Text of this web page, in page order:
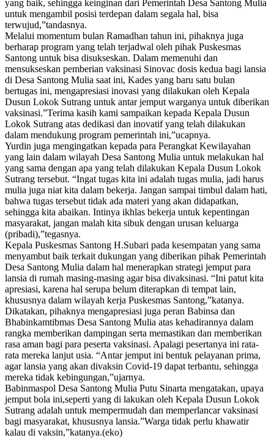
yang baik, sehingga keinginan dari Pemerintah Desa Santong Mulia
untuk mengambil posisi terdepan dalam segala hal, bisa
terwujud,”tandasnya.
Melalui momentum bulan Ramadhan tahun ini, pihaknya juga
berharap program yang telah terjadwal oleh pihak Puskesmas
Santong untuk bisa disukseskan. Dalam memenuhi dan
mensukseskan pemberian vaksinasi Sinovac dosis kedua bagi lansia
di Desa Santong Mulia saat ini, Kades yang baru satu bulan
bertugas ini, mengapresiasi inovasi yang dilakukan oleh Kepala
Dusun Lokok Sutrang untuk antar jemput warganya untuk diberikan
vaksinasi.”Terima kasih kami sampaikan kepada Kepala Dusun
Lokok Sutrang atas dedikasi dan inovatif yang telah dilakukan
dalam mendukung program pemerintah ini,”ucapnya.
Yurdin juga mengingatkan kepada para Perangkat Kewilayahan
yang lain dalam wilayah Desa Santong Mulia untuk melakukan hal
yang sama dengan apa yang telah dilakukan Kepala Dusun Lokok
Sutrang tersebut. “Ingat tugas kita ini adalah tugas mulia, jadi harus
mulia juga niat kita dalam bekerja. Jangan sampai timbul dalam hati,
bahwa tugas tersebut tidak ada materi yang akan didapatkan,
sehingga kita abaikan. Intinya ikhlas bekerja untuk kepentingan
masyarakat, jangan malah kita sibuk dengan urusan keluarga
(pribadi),”tegasnya.
Kepala Puskesmas Santong H.Subari pada kesempatan yang sama
menyambut baik terkait dukungan yang diberikan pihak Pemerintah
Desa Santong Mulia dalam hal menerapkan strategi jemput para
lansia di rumah masing-masing agar bisa divaksinasi. “Ini patut kita
apresiasi, karena hal serupa belum diterapkan di tempat lain,
khususnya dalam wilayah kerja Puskesmas Santong,”katanya.
Dikatakan, pihaknya mengapresiasi juga peran Babinsa dan
Bhabinkamtibmas Desa Santong Mulia atas kehadirannya dalam
rangka memberikan dampingan serta memastikan dan memberikan
rasa aman bagi para peserta vaksinasi. Apalagi pesertanya ini rata-
rata mereka lanjut usia. “Antar jemput ini bentuk pelayanan prima,
agar lansia yang akan divaksin Covid-19 dapat terbantu, sehingga
mereka tidak kebingungan,”ujarnya.
Babinmaspol Desa Santong Mulia Putu Sinarta mengatakan, upaya
jemput bola ini,seperti yang di lakukan oleh Kepala Dusun Lokok
Sutrang adalah untuk mempermudah dan memperlancar vaksinasi
bagi masyarakat, khususnya lansia.”Warga tidak perlu khawatir
kalau di vaksin,”katanya.(eko)